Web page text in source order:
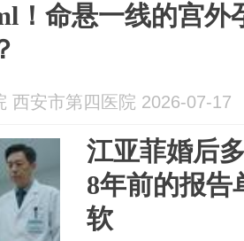
！命悬一线的宫外
西安市第四医院 2026-07-17
江亚菲婚后
8年前的报告
软